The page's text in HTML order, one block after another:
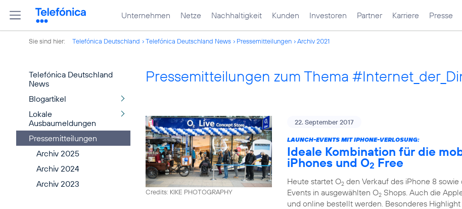
Unternehmen Netze Nachhaltigkeit Kunden Investoren Partner Karriere Presse
Sie sind hier: Telefónica Deutschland Telefónica Deutschland News Pressemitteilungen Archiv 2021
Telefónica Deutschland
News
Blogartikel
Lokale
Ausbaumeldungen
Pressemitteilungen
Archiv 2025
Archiv 2024
Archiv 2023
Pressemitteilungen zum Thema
Credits: KIKE PHOTOGRAPHY
22. September 2017
LAUNCH-EVENTS MIT IPHONE-VERLOSUNG:
Ideale Kombination für die
iPhones und O2 Free
Heute startet O2 den Verkauf des iPhone 8
Events in ausgewählten O2 Shops. Auch die
und online bestellt werden. Besonderes